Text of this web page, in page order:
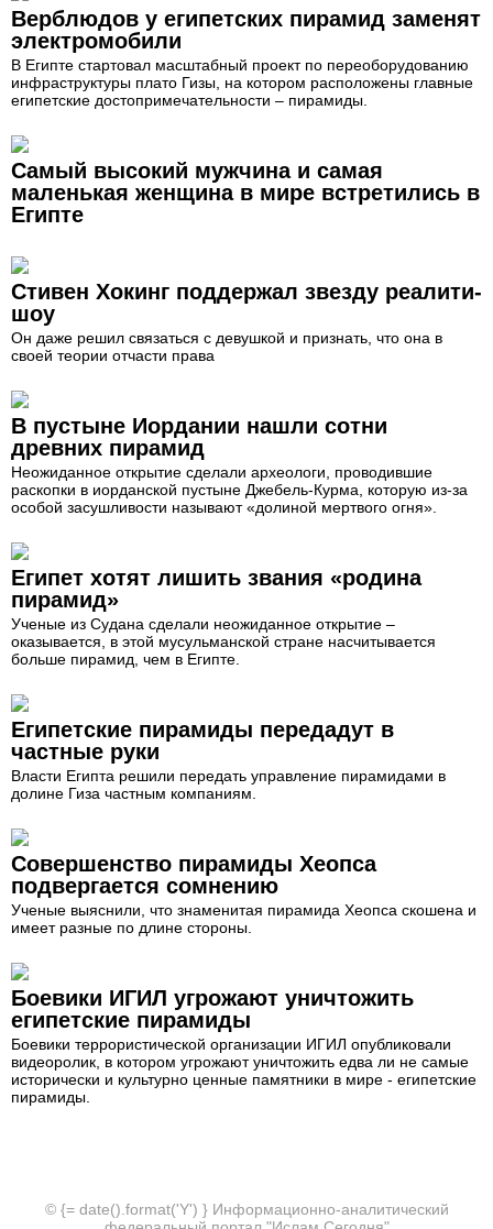
Верблюдов у египетских пирамид заменят
электромобили
В Египте стартовал масштабный проект по переоборудованию
инфраструктуры плато Гизы, на котором расположены главные
египетские достопримечательности – пирамиды.
Cамый высокий мужчина и самая
маленькая женщина в мире встретились в
Египте
Стивен Хокинг поддержал звезду реалити-
шоу
Он даже решил связаться с девушкой и признать, что она в
своей теории отчасти права
В пустыне Иордании нашли сотни
древних пирамид
Неожиданное открытие сделали археологи, проводившие
раскопки в иорданской пустыне Джебель-Курма, которую из-за
особой засушливости называют «долиной мертвого огня».
Египет хотят лишить звания «родина
пирамид»
Ученые из Судана сделали неожиданное открытие –
оказывается, в этой мусульманской стране насчитывается
больше пирамид, чем в Египте.
Египетские пирамиды передадут в
частные руки
Власти Египта решили передать управление пирамидами в
долине Гиза частным компаниям.
Совершенство пирамиды Хеопса
подвергается сомнению
Ученые выяснили, что знаменитая пирамида Хеопса скошена и
имеет разные по длине стороны.
Боевики ИГИЛ угрожают уничтожить
египетские пирамиды
Боевики террористической организации ИГИЛ опубликовали
видеоролик, в котором угрожают уничтожить едва ли не самые
исторически и культурно ценные памятники в мире - египетские
пирамиды.
© {= date().format('Y') } Информационно-аналитический